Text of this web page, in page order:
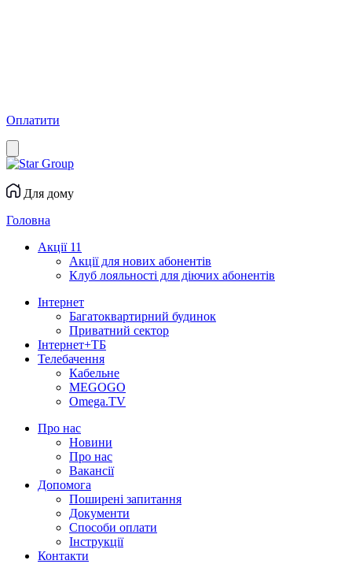
Оплатити
Для дому
Головна
Акції 11
Акції для нових абонентів
Клуб лояльності для діючих абонентів
Інтернет
Багатоквартирний будинок
Приватний сектор
Інтернет+ТБ
Телебачення
Кабельне
MEGOGO
Omega.TV
Про нас
Новини
Про нас
Вакансії
Допомога
Поширені запитання
Документи
Способи оплати
Інструкції
Контакти